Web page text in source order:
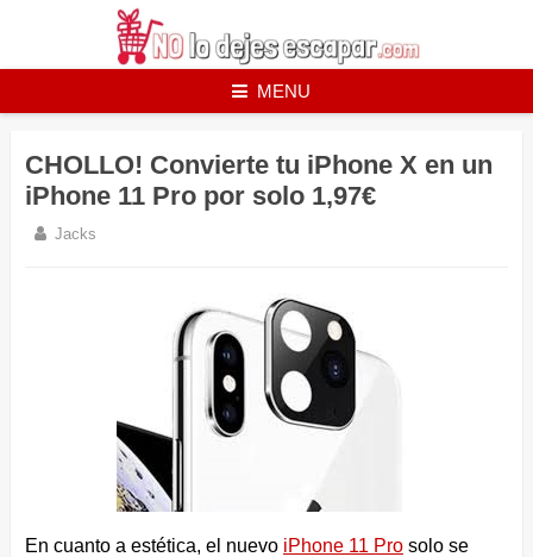
MENU
CHOLLO! Convierte tu iPhone X en un
iPhone 11 Pro por solo 1,97€
Jacks
En cuanto a estética, el nuevo iPhone 11 Prosolo se